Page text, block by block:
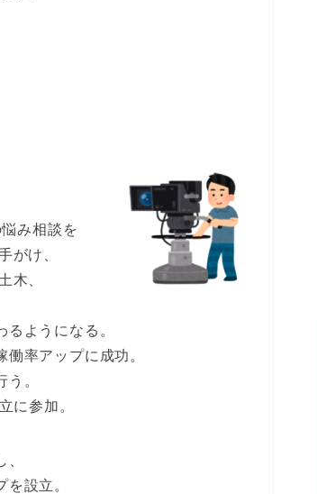
み相談を
がけ、
木、
ようになる。
率アップに成功。
。
に参加。
設立。